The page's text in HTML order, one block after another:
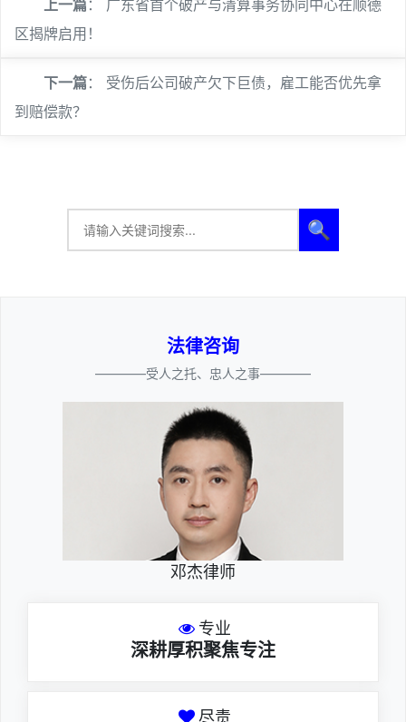
上一篇 ： 广东省首个破产与清算事务协同中心在顺德
区揭牌启用！
下一篇： 受伤后公司破产欠下巨债，雇工能否优先拿
到赔偿款？
🔍
法律咨询
————受人之托、忠人之事————
邓杰律师
专业
深耕厚积聚焦专注
尽责